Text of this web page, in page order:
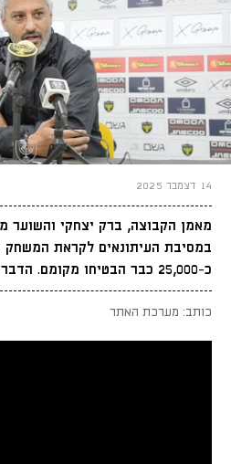
14 דצמבר 2025
מאמן הקבוצה, ברק יצחקי והשוער
במסיבת העיתונאים לקראת המשחק
כ-25,000 כבר הבטיחו מקומם. הדברים בפנים
כותב: מערכת האתר